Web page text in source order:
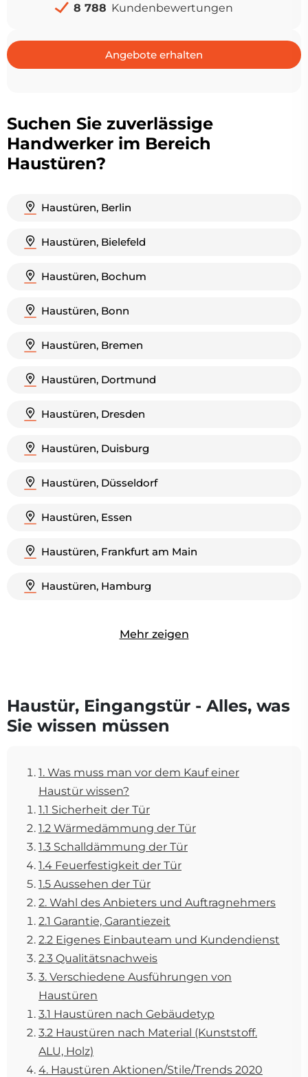
8 788 Kundenbewertungen
Angebote erhalten
Suchen Sie zuverlässige
Handwerker im Bereich
Haustüren?
Haustüren, Berlin
Haustüren, Bielefeld
Haustüren, Bochum
Haustüren, Bonn
Haustüren, Bremen
Haustüren, Dortmund
Haustüren, Dresden
Haustüren, Duisburg
Haustüren, Düsseldorf
Haustüren, Essen
Haustüren, Frankfurt am Main
Haustüren, Hamburg
Mehr zeigen
Haustür, Eingangstür - Alles, was
Sie wissen müssen
1. Was muss man vor dem Kauf einer
Haustür wissen?
1.1 Sicherheit der Tür
1.2 Wärmedämmung der Tür
1.3 Schalldämmung der Tür
1.4 Feuerfestigkeit der Tür
1.5 Aussehen der Tür
2. Wahl des Anbieters und Auftragnehmers
2.1 Garantie, Garantiezeit
2.2 Eigenes Einbauteam und Kundendienst
2.3 Qualitätsnachweis
3. Verschiedene Ausführungen von
Haustüren
3.1 Haustüren nach Gebäudetyp
3.2 Haustüren nach Material (Kunststoff.
ALU, Holz)
4. Haustüren Aktionen/Stile/Trends 2020